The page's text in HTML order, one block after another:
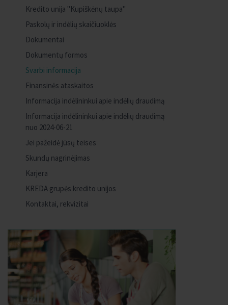
Kredito unija "Kupiškėnų taupa"
Paskolų ir indėlių skaičiuoklės
Dokumentai
Dokumentų formos
Svarbi informacija
Finansinės ataskaitos
Informacija indėlininkui apie indėlių draudimą
Informacija indėlininkui apie indėlių draudimą
nuo 2024-06-21
Jei pažeidė jūsų teises
Skundų nagrinėjimas
Karjera
KREDA grupės kredito unijos
Kontaktai, rekvizitai